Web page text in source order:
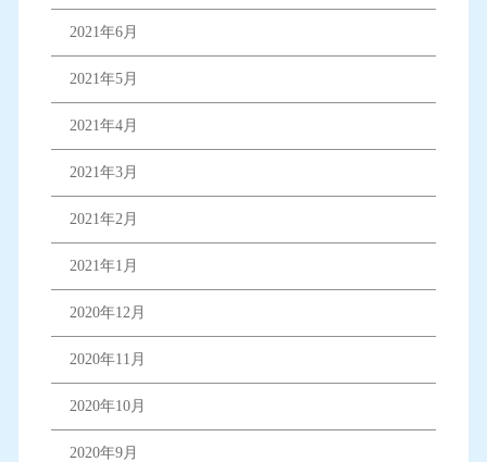
2021年6月
2021年5月
2021年4月
2021年3月
2021年2月
2021年1月
2020年12月
2020年11月
2020年10月
2020年9月